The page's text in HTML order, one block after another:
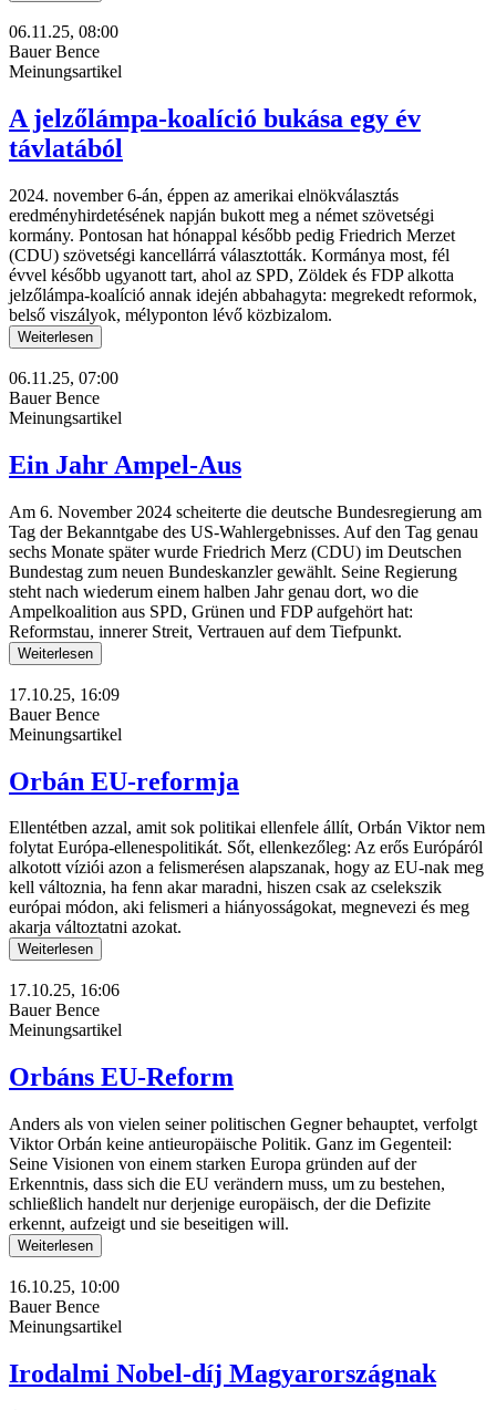
06.11.25, 08:00
Bauer Bence
Meinungsartikel
A jelzőlámpa-koalíció bukása egy év
távlatából
2024. november 6-án, éppen az amerikai elnökválasztás
eredményhirdetésének napján bukott meg a német szövetségi
kormány. Pontosan hat hónappal később pedig Friedrich Merzet
(CDU) szövetségi kancellárrá választották. Kormánya most, fél
évvel később ugyanott tart, ahol az SPD, Zöldek és FDP alkotta
jelzőlámpa-koalíció annak idején abbahagyta: megrekedt reformok,
belső viszályok, mélyponton lévő közbizalom.
Weiterlesen
06.11.25, 07:00
Bauer Bence
Meinungsartikel
Ein Jahr Ampel-Aus
Am 6. November 2024 scheiterte die deutsche Bundesregierung am
Tag der Bekanntgabe des US-Wahlergebnisses. Auf den Tag genau
sechs Monate später wurde Friedrich Merz (CDU) im Deutschen
Bundestag zum neuen Bundeskanzler gewählt. Seine Regierung
steht nach wiederum einem halben Jahr genau dort, wo die
Ampelkoalition aus SPD, Grünen und FDP aufgehört hat:
Reformstau, innerer Streit, Vertrauen auf dem Tiefpunkt.
Weiterlesen
17.10.25, 16:09
Bauer Bence
Meinungsartikel
Orbán EU-reformja
Ellentétben azzal, amit sok politikai ellenfele állít, Orbán Viktor nem
folytat Európa-ellenespolitikát. Sőt, ellenkezőleg: Az erős Európáról
alkotott víziói azon a felismerésen alapszanak, hogy az EU-nak meg
kell változnia, ha fenn akar maradni, hiszen csak az cselekszik
európai módon, aki felismeri a hiányosságokat, megnevezi és meg
akarja változtatni azokat.
Weiterlesen
17.10.25, 16:06
Bauer Bence
Meinungsartikel
Orbáns EU-Reform
Anders als von vielen seiner politischen Gegner behauptet, verfolgt
Viktor Orbán keine antieuropäische Politik. Ganz im Gegenteil:
Seine Visionen von einem starken Europa gründen auf der
Erkenntnis, dass sich die EU verändern muss, um zu bestehen,
schließlich handelt nur derjenige europäisch, der die Defizite
erkennt, aufzeigt und sie beseitigen will.
Weiterlesen
16.10.25, 10:00
Bauer Bence
Meinungsartikel
Irodalmi Nobel-díj Magyarországnak